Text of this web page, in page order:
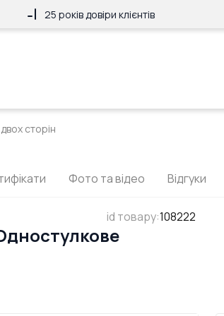
25 років довіри клієнтів
сторін
Фото та відео Відгуки
id товару:108222